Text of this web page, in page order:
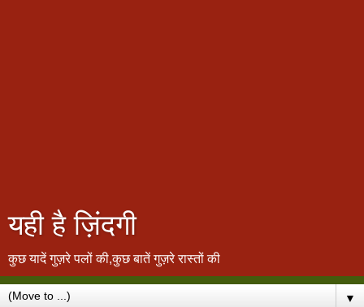
यही है ज़िंदगी
कुछ यादें गुज़रे पलों की,कुछ बातें गुज़रे रास्तों की
▼